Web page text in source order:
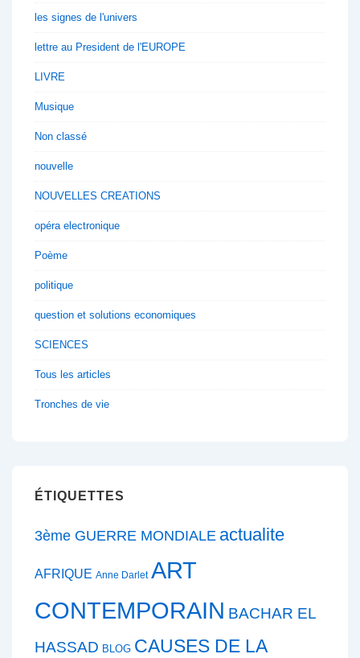
les signes de l'univers
lettre au President de l'EUROPE
LIVRE
Musique
Non classé
nouvelle
NOUVELLES CREATIONS
opéra electronique
Poème
politique
question et solutions economiques
SCIENCES
Tous les articles
Tronches de vie
ÉTIQUETTES
3ème GUERRE MONDIALE actualite
AFRIQUE Anne Darlet ART
CONTEMPORAIN BACHAR EL
HASSAD BLOG CAUSES DE LA